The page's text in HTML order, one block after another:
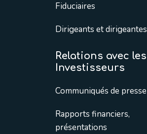
Fiduciaires
Dirigeants et dirigeantes
Relations avec les
Investisseurs
Communiqués de presse
Rapports financiers,
présentations